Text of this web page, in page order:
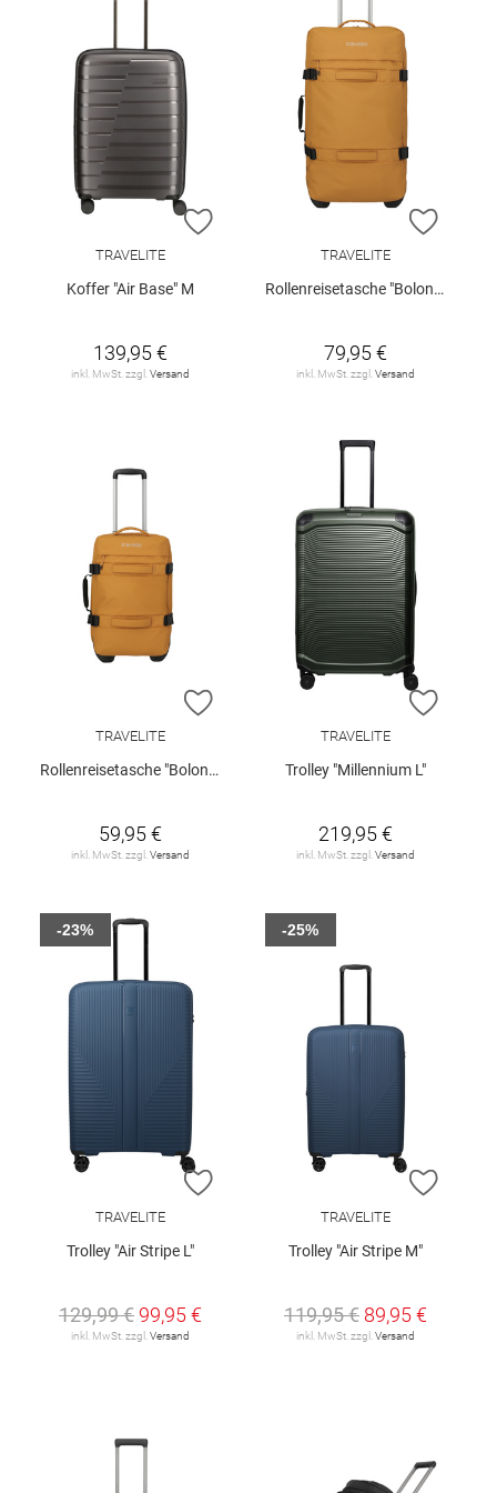
ZUR WUNSCHLISTE HINZUFÜGEN
TRAVELITE
Koffer "Air Base" M
139,95 €
inkl. MwSt. zzgl. Versand
ZUR
TRAVELITE
Rollenreisetasche "Bolonia L"
79,95 €
inkl. MwSt. zzgl. Versand
ZUR WUNSCHLISTE HINZUFÜGEN
TRAVELITE
Rollenreisetasche "Bolonia S"
59,95 €
inkl. MwSt. zzgl. Versand
ZUR
TRAVELITE
Trolley "Millennium L"
219,95 €
inkl. MwSt. zzgl. Versand
ZUR WUNSCHLISTE HINZUFÜGEN
TRAVELITE
Trolley "Air Stripe L"
129,99 € 99,95 €
inkl. MwSt. zzgl. Versand
-23%
ZUR
TRAVELITE
Trolley "Air Stripe M"
119,95 € 89,95 €
inkl. MwSt. zzgl. Versand
-25%